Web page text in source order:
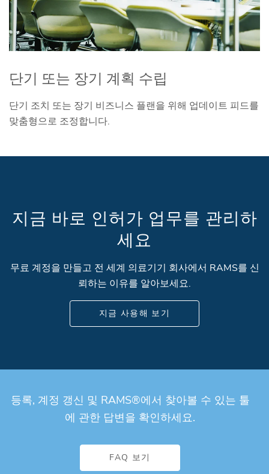
단기 또는 장기 계획 수립
단기 조치 또는 장기 비즈니스 플랜을 위해 업데이트 피드를
맞춤형으로 조정합니다.
지금 바로 인허가 업무를 관리하
세요
무료 계정을 만들고 전 세계 의료기기 회사에서 RAMS를 신
뢰하는 이유를 알아보세요.
지금 사용해 보기
등록, 계정 갱신 및 RAMS®에서 찾아볼 수 있는 툴
에 관한 답변을 확인하세요.
FAQ 보기